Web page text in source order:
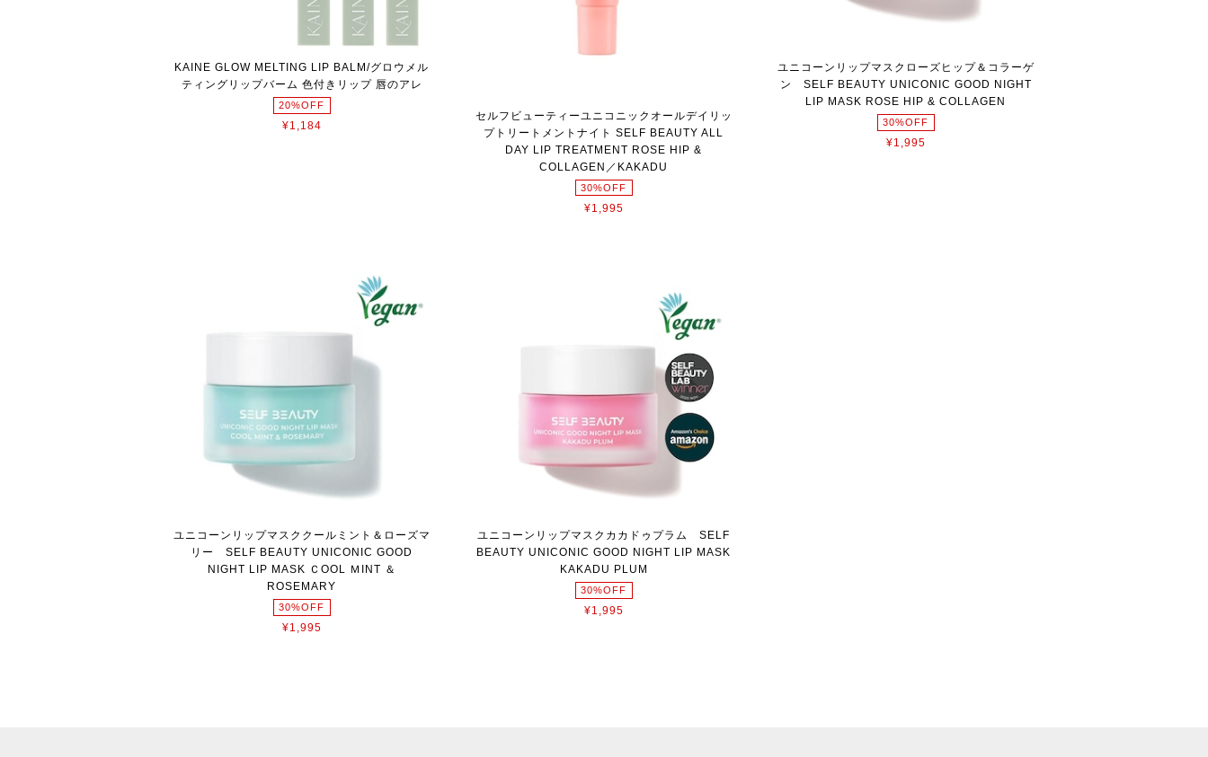
KAINE GLOW MELTING LIP BALM/グロウメル
ティングリップバーム 色付きリップ 唇のアレ
20%OFF
¥1,184
セルフビューティーユニコニックオールデイリッ
プトリートメントナイト SELF BEAUTY ALL
DAY LIP TREATMENT ROSE HIP &
COLLAGEN／KAKADU
30%OFF
¥1,995
ユニコーンリップマスクローズヒップ＆コラーゲ
ン SELF BEAUTY UNICONIC GOOD NIGHT
LIP MASK ROSE HIP & COLLAGEN
30%OFF
¥1,995
ユニコーンリップマスククールミント＆ローズマ
リー SELF BEAUTY UNICONIC GOOD
NIGHT LIP MASK ＣOOL ＭINT ＆
ROSEMARY
30%OFF
¥1,995
ユニコーンリップマスクカカドゥプラム SELF
BEAUTY UNICONIC GOOD NIGHT LIP MASK
KAKADU PLUM
30%OFF
¥1,995